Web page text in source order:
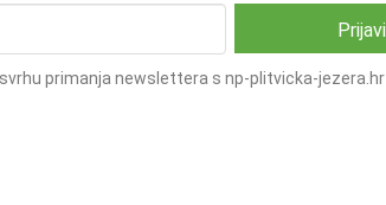
primanja newslettera s np-plitvicka-jezera.hr